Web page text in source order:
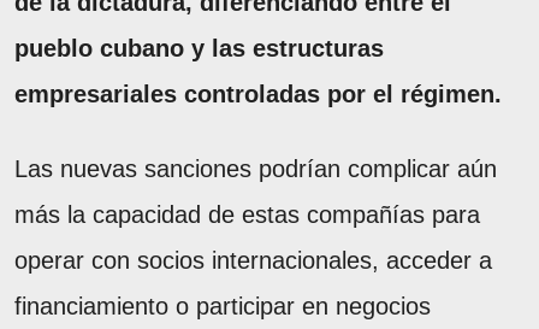
pueblo cubano y las estructuras
empresariales controladas por el régimen.
Las nuevas sanciones podrían complicar aún
más la capacidad de estas compañías para
operar con socios internacionales, acceder a
financiamiento o participar en negocios